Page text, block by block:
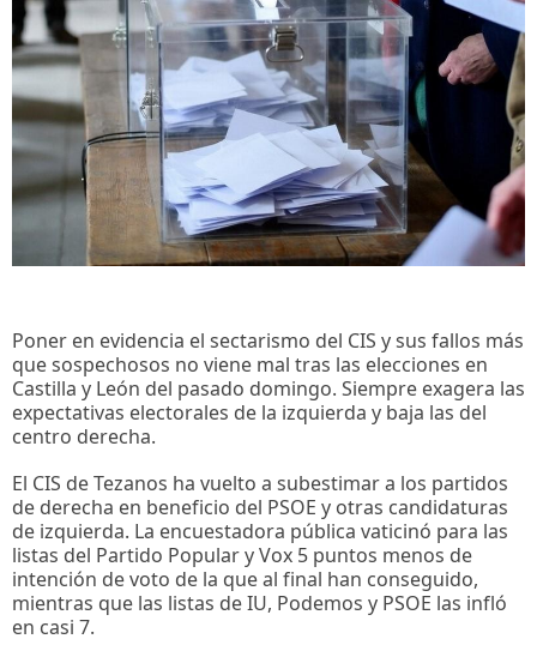
Poner en evidencia el sectarismo del CIS y sus fallos más
que sospechosos no viene mal tras las elecciones en
Castilla y León del pasado domingo. Siempre exagera las
expectativas electorales de la izquierda y baja las del
centro derecha.
El CIS de Tezanos ha vuelto a subestimar a los partidos
de derecha en beneficio del PSOE y otras candidaturas
de izquierda. La encuestadora pública vaticinó para las
listas del Partido Popular y Vox 5 puntos menos de
intención de voto de la que al final han conseguido,
mientras que las listas de IU, Podemos y PSOE las infló
en casi 7.